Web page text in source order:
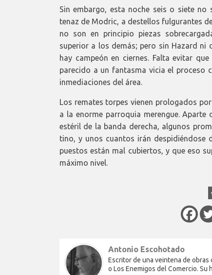
Sin embargo, esta noche seis o siete
tenaz de Modric, a destellos fulgurantes
no son en principio piezas
superior a los demás; pero sin Hazard ni
hay campeón en ciernes. Falta evitar
parecido a un fantasma vicia el proceso
inmediaciones del área.
Los remates torpes vienen prologados
a la enorme parroquia merengue.
estéril de la banda derecha, algunos
tino, y unos cuantos irán despidiéndose
puestos están mal cubiertos, y que eso
máximo nivel.
Antonio Escohotado
Escritor de una veintena de obras
o Los Enemigos del Comercio. Su